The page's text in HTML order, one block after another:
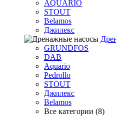
AQUARIO
STOUT
Belamos
Джилекс
GRUNDFOS
DAB
Aquario
Pedrollo
STOUT
Джилекс
Belamos
Все категории (8)